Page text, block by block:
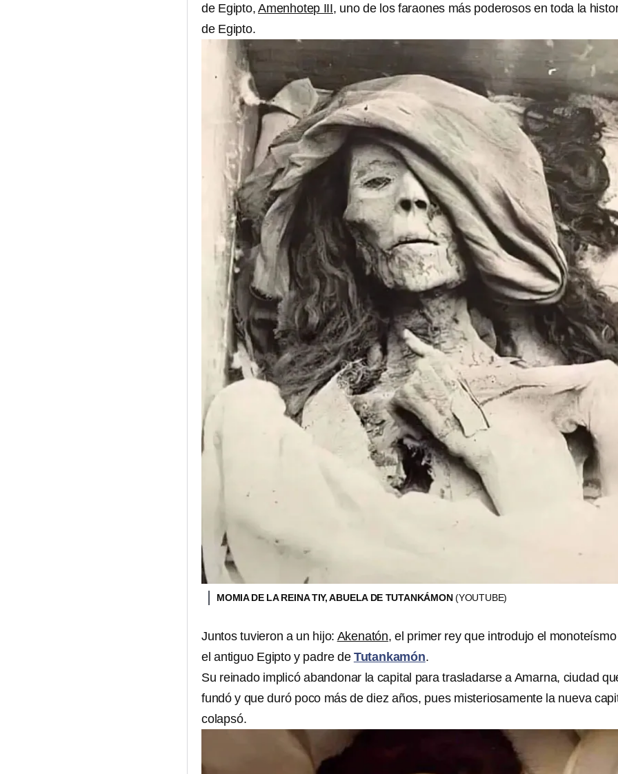
de Egipto, Amenhotep III, uno de los faraones más poderosos en toda la
de Egipto.
MOMIA DE LA REINA TIY, ABUELA DE TUTANKÁMON(YOUTUBE)
Juntos tuvieron a un hijo: Akenatón, el primer rey que introdujo el
el antiguo Egipto y padre de Tutankamón.
Su reinado implicó abandonar la capital para trasladarse a Amarna, ciudad
fundó y que duró poco más de diez años, pues misteriosamente la nueva
colapsó.